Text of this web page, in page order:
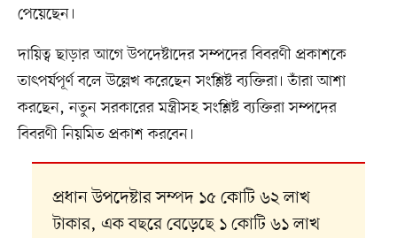
পেয়েছেন।
দায়িত্ব ছাড়ার আগে উপদেষ্টাদের সম্পদের বিবরণী প্রকাশকে
তাৎপর্যপূর্ণ বলে উল্লেখ করেছেন সংশ্লিষ্ট ব্যক্তিরা। তাঁরা আশা
করছেন, নতুন সরকারের মন্ত্রীসহ সংশ্লিষ্ট ব্যক্তিরা সম্পদের
বিবরণী নিয়মিত প্রকাশ করবেন।
প্রধান উপদেষ্টার সম্পদ ১৫ কোটি ৬২ লাখ
টাকার, এক বছরে বেড়েছে ১ কোটি ৬১ লাখ